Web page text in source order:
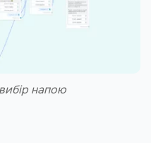
напою